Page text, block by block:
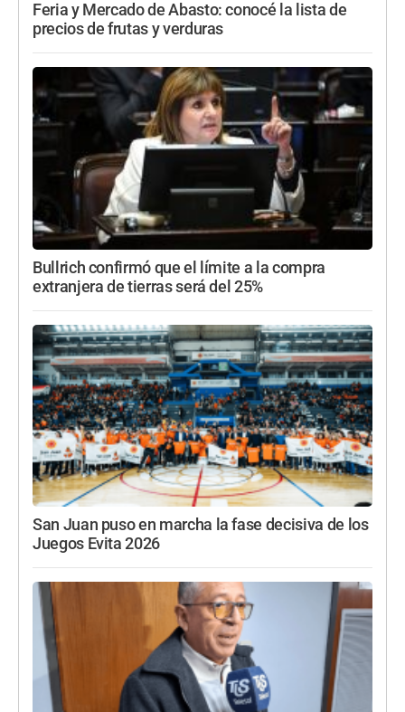
Feria y Mercado de Abasto: conocé la lista de
precios de frutas y verduras
Bullrich confirmó que el límite a la compra
extranjera de tierras será del 25%
San Juan puso en marcha la fase decisiva de los
Juegos Evita 2026